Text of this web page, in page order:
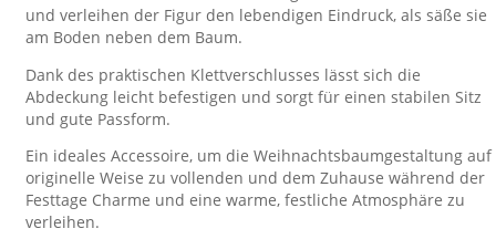
und verleihen der Figur den lebendigen Eindruck, als säße sie
am Boden neben dem Baum.
Dank des praktischen Klettverschlusses lässt sich die
Abdeckung leicht befestigen und sorgt für einen stabilen Sitz
und gute Passform.
Ein ideales Accessoire, um die Weihnachtsbaumgestaltung auf
originelle Weise zu vollenden und dem Zuhause während der
Festtage Charme und eine warme, festliche Atmosphäre zu
verleihen.